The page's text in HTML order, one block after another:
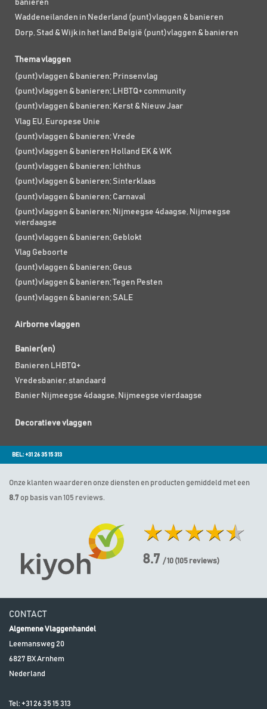
banieren
Waddeneilanden in Nederland (punt)vlaggen & banieren
Dorp, Stad & Wijk in het land België (punt)vlaggen & banieren
Thema vlaggen
(punt)vlaggen & banieren; Prinsenvlag
(punt)vlaggen & banieren; LHBTQ+ community
(punt)vlaggen & banieren; Kerst & Nieuw Jaar
Vlag EU, Europese Unie
(punt)vlaggen & banieren; Vrede
(punt)vlaggen & banieren Holland EK & WK
(punt)vlaggen & banieren; Ichthus
(punt)vlaggen & banieren; Sinterklaas
(punt)vlaggen & banieren; Carnaval
(punt)vlaggen & banieren; Nijmeegse 4daagse, Nijmeegse
vierdaagse
(punt)vlaggen & banieren; Geblokt
Vlag Geboorte
(punt)vlaggen & banieren; Geus
(punt)vlaggen & banieren; Tegen Pesten
(punt)vlaggen & banieren; SALE
Airborne vlaggen
Banier(en)
Banieren LHBTQ+
Vredesbanier, standaard
Banier Nijmeegse 4daagse, Nijmeegse vierdaagse
Decoratieve vlaggen
BEL: +31 26 35 15 313
Onze klanten waarderen onze diensten en producten gemiddeld met een
8.7 op basis van 105 reviews.
8.7 / 10 (105 reviews)
CONTACT
Algemene Vlaggenhandel
Leemansweg 20
6827 BXArnhem
Nederland
Tel: +31 26 35 15 313